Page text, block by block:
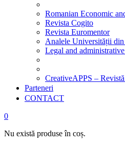
Romanian Economic
Revista Cogito
Revista Euromentor
Analele Universității
Legal and
CreativeAPPS –
Parteneri
CONTACT
0
Nu există produse în coș.